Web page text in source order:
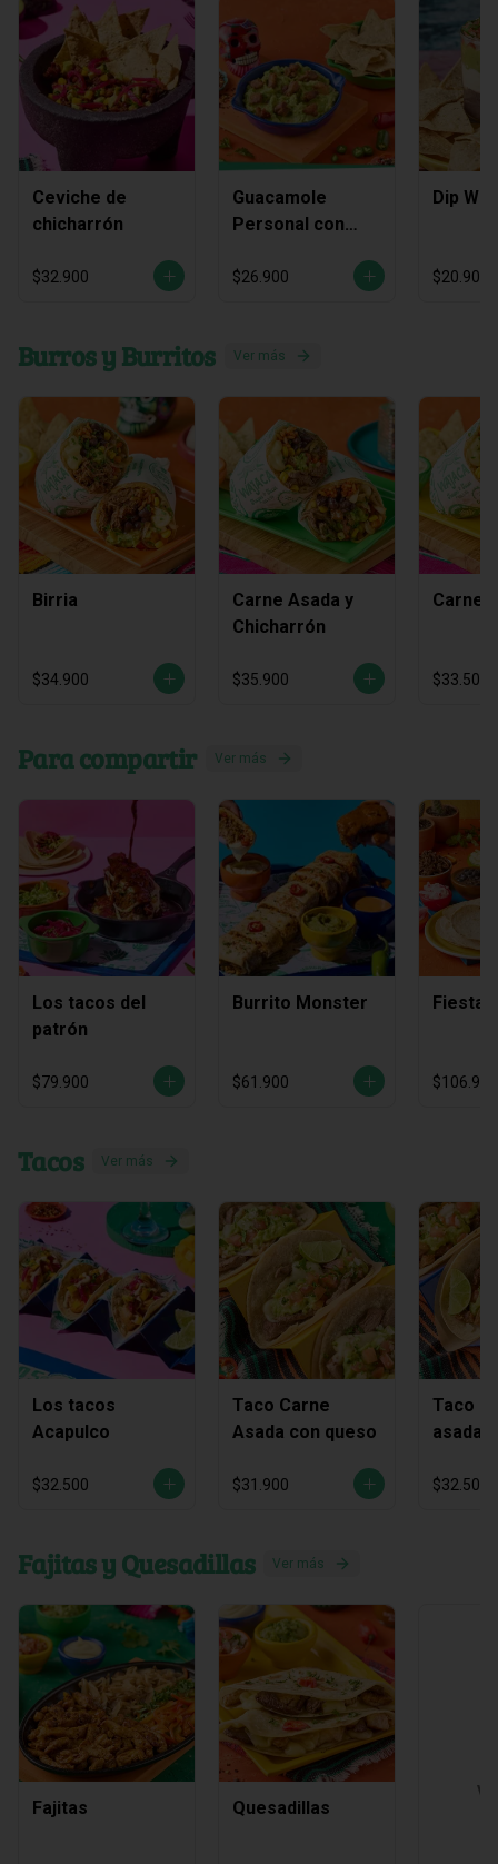
Ceviche de
chicharrón
$32.900
Guacamole
Personal con
$26.900
Dip
$20.900
Burros y Burritos Ver más
Birria
$34.900
Carne Asada y
Chicharrón
$35.900
Carne
$33.500
Para compartir Ver más
Los tacos del
patrón
$79.900
Burrito Monster
$61.900
Fiesta
$106.900
Tacos Ver más
Los tacos
Acapulco
$32.500
Taco Carne
Asada con queso
$31.900
Taco
asada y
$32.500
Fajitas y Quesadillas Ver más
Fajitas Quesadillas